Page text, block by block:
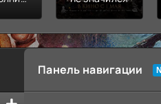
Панель навигации